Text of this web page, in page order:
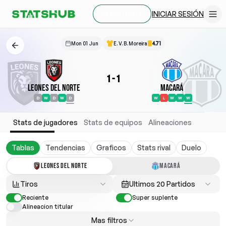
INICIAR SESIÓN
Mon 01 Jun E. V. B. Moreira 4.71
Leones del Norte
D W D W D
1-1
Macará
W L W W W
Stats de jugadores Stats de equipos Alineaciones
Tablas Tendencias Graficos Stats rival Duelo
LEONES DEL NORTE MACARÁ
Tiros Ultimos 20 Partidos
Reciente
Super suplente
Alineacion titular
Mas filtros